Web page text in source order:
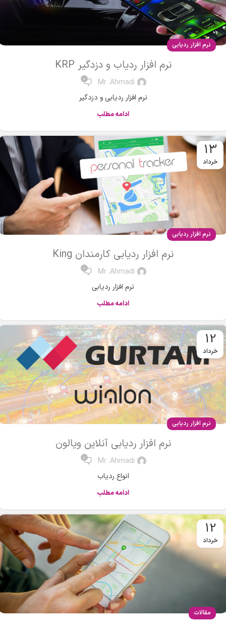
نرم افزار ردیابی
نرم افزار ردیاب و دزدگیر KRP
Mr .Ahmadi
0
نرم افزار ردیابی و دزدگیر
ادامه مطلب
13
خرداد
نرم افزار ردیابی
نرم افزار ردیابی کارمندان King
Mr .Ahmadi
0
نرم افزار ردیابی
ادامه مطلب
12
خرداد
نرم افزار ردیابی
نرم افزار ردیابی آنلاین ویالون
Mr .Ahmadi
0
انواع ردیاب
ادامه مطلب
12
خرداد
مقالات